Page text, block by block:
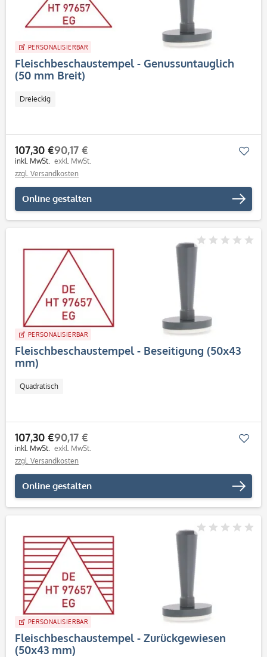
PERSONALISIERBAR
Fleischbeschaustempel - Genussuntauglich
(50 mm Breit)
Dreieckig
107,30 €
inkl. MwSt.
90,17 €
exkl. MwSt.
zzgl. Versandkosten
Online gestalten
PERSONALISIERBAR
Fleischbeschaustempel - Beseitigung (50x43
mm)
Quadratisch
107,30 €
inkl. MwSt.
90,17 €
exkl. MwSt.
zzgl. Versandkosten
Online gestalten
PERSONALISIERBAR
Fleischbeschaustempel - Zurückgewiesen
(50x43 mm)